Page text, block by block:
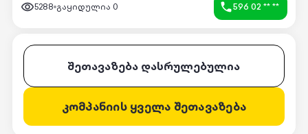
5288 გაყიდულია 0 596 02 ** **
შეთავაზება დასრულებულია
კომპანიის ყველა შეთავაზება